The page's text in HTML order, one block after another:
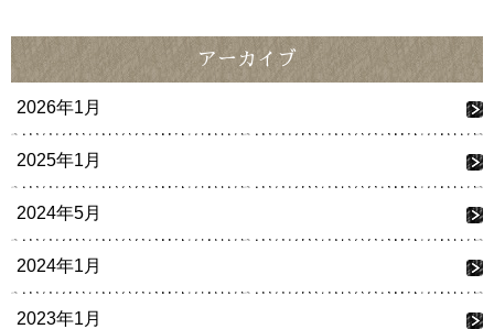
アーカイブ
2026年1月
2025年1月
2024年5月
2024年1月
2023年1月